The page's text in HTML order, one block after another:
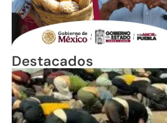
Destacados